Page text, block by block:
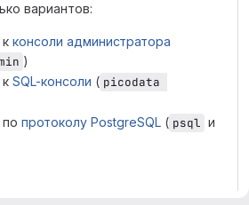
вариантов:
консоли администратора
)
SQL-консоли ( picodata
протоколу PostgreSQL ( psql и